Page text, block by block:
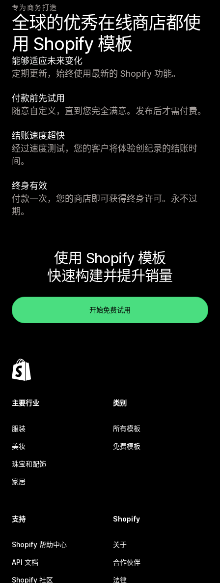
专为商务打造
全球的优秀在线商店都使
用 Shopify 模板
能够适应未来变化
定期更新，始终使用最新的 Shopify 功能。
付款前先试用
随意自定义，直到您完全满意。发布后才需付费。
结账速度超快
经过速度测试，您的客户将体验创纪录的结账时
间。
终身有效
付款一次，您的商店即可获得终身许可。永不过
期。
使用 Shopify 模板
快速构建并提升销量
开始免费试用
主要行业
服装
美妆
珠宝和配饰
家居
类别
所有模板
免费模板
支持
Shopify 帮助中心
API 文档
Shopify 社区
Shopify
关于
合作伙伴
法律